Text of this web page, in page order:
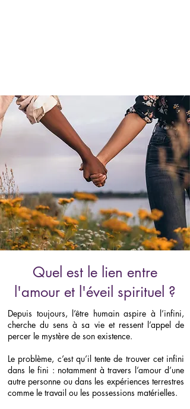
Quel est le lien entre
l'amour et l'éveil spirituel ?
Depuis toujours, l’être humain aspire à l’infini,
cherche du sens à sa vie et ressent l’appel de
percer le mystère de son existence.
Le problème, c’est qu’il tente de trouver cet infini
dans le fini : notamment à travers l’amour d’une
autre personne ou dans les expériences terrestres
comme le travail ou les possessions matérielles.